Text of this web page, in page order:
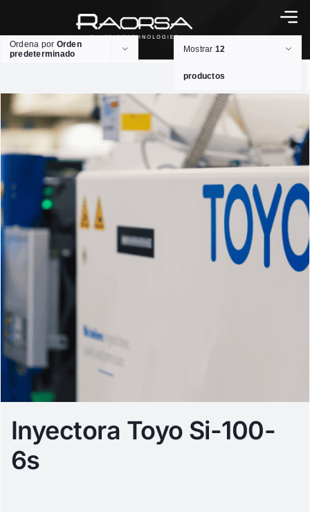
Ordena por Orden
predeterminado
Mostrar 12
productos
Inyectora Toyo Si-100-
6s